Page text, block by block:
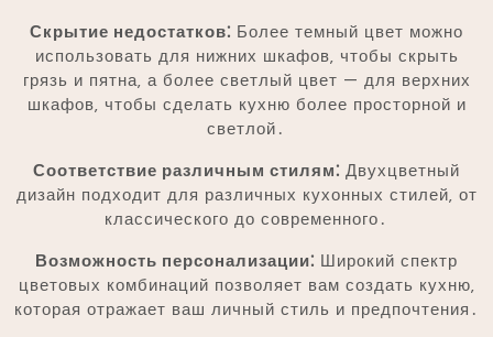
Скрытие недостатков⁚ Более темный цвет можно
использовать для нижних шкафов‚ чтобы скрыть
грязь и пятна‚ а более светлый цвет — для верхних
шкафов‚ чтобы сделать кухню более просторной и
светлой․
Соответствие различным стилям⁚ Двухцветный
дизайн подходит для различных кухонных стилей‚ от
классического до современного․
Возможность персонализации⁚ Широкий спектр
цветовых комбинаций позволяет вам создать кухню‚
которая отражает ваш личный стиль и предпочтения․